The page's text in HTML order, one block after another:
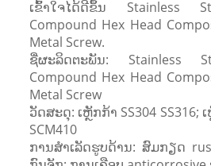
ເຂົ້າໃຈໄດ້ດີຂຶ້ນ Stainless
Compound Hex Head
Metal Screw.
ຊື່ຜະລິດຕະພັນ: Stainless
Compound Hex Head
Metal Screw
ວັດສະດຸ: ເຫຼັກກ້າ SS304 SS316;
SCM410
ການ​ສໍາ​ເລັດ​ຮູບ​ດ້ານ​: ສົມ​ກຽດ